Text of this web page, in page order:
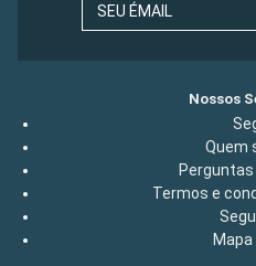
SEU ÉMAIL
Nossos
Quem
Termos e